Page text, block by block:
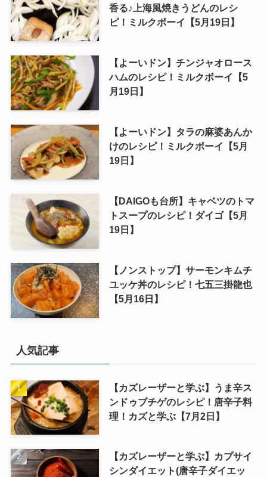
香る♪上海風焼きうどんのレシ
ピ！ミルクボーイ【5月19日】
【よーいドン】チンジャオロース
ハムのレシピ！ミルクボーイ【5
月19日】
【よーいドン】タラの麻婆あんか
けのレシピ！ミルクボーイ【5月
19日】
【DAIGOも台所】キャベツのトマ
トスープのレシピ！ダイゴ【5月
19日】
【ノンストップ】サーモンキムチ
ユッケ丼のレシピ！七五三掛龍也
【5月16日】
人気記事
【カズレーザーと学ぶ】うま辛ス
ンドゥブチゲのレシピ！唐辛子料
理！カズと学ぶ【7月2日】
【カズレーザーと学ぶ】カプサイ
シンダイエット(唐辛子ダイエッ